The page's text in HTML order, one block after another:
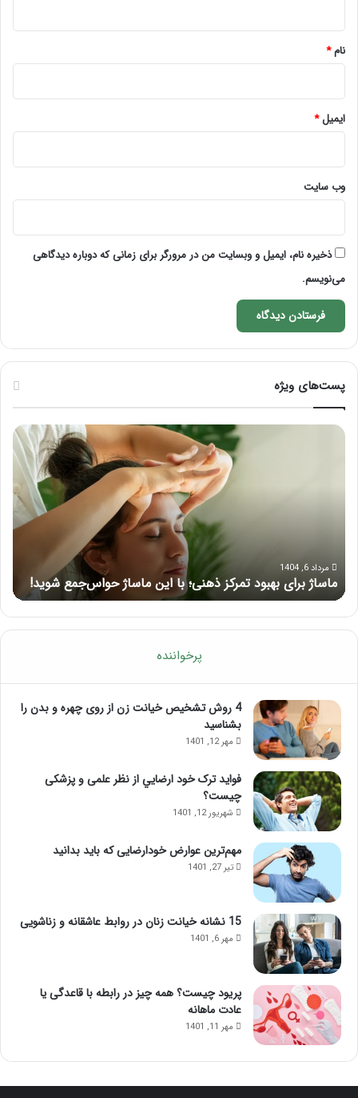
نام*
ایمیل*
وب‌ سایت
ذخیره نام، ایمیل و وبسایت من در مرورگر برای زمانی که دوباره دیدگاهی
می‌نویسم.
پست‌های ویژه
ماساژ
حواس‌جمع
شوید!
مرداد 6, 1404
ماساژ برای بهبود تمرکز ذهنی؛ با این ماساژ حواس‌جمع شوید!
از
پرخواننده
4 روش تشخیص خیانت زن از روی چهره و بدن را
بشناسید
مهر 12, 1401
فواید ترک خود ارضايي از نظر علمی و پزشکی
چیست؟
شهریور 12, 1401
مهم‌ترین عوارض خودارضایی که باید بدانید
تیر 27, 1401
15 نشانه خیانت زنان در روابط عاشقانه و زناشویی
مهر 6, 1401
پریود چیست؟ همه چیز در رابطه با قاعدگی یا
عادت ماهانه
مهر 11, 1401